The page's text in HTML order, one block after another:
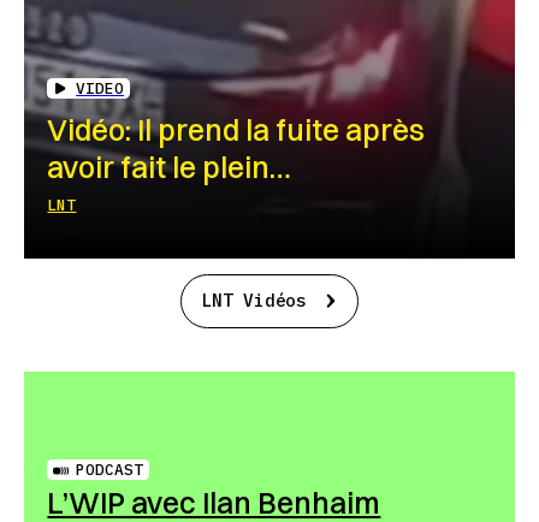
VIDEO
Vidéo: Il prend la fuite après
avoir fait le plein…
LNT
LNT Vidéos
PODCAST
L’WIP avec Ilan Benhaim